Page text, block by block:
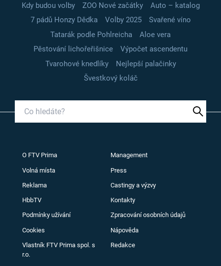
Kdy budou volby
ZOO Nové začátky
Auto – katalog
7 pádů Honzy Dědka
Volby 2025
Svařené víno
Tatarák podle Pohlreicha
Aloe vera
Pěstování lichořeřišnice
Výpočet ascendentu
Tvarohové knedlíky
Nejlepší palačinky
Švestkový koláč
O FTV Prima Management
Volná místa Press
Reklama Castingy a výzvy
HbbTV Kontakty
Podmínky užívání Zpracování osobních údajů
Cookies Nápověda
Vlastník FTV Prima spol. s
r.o.
Redakce